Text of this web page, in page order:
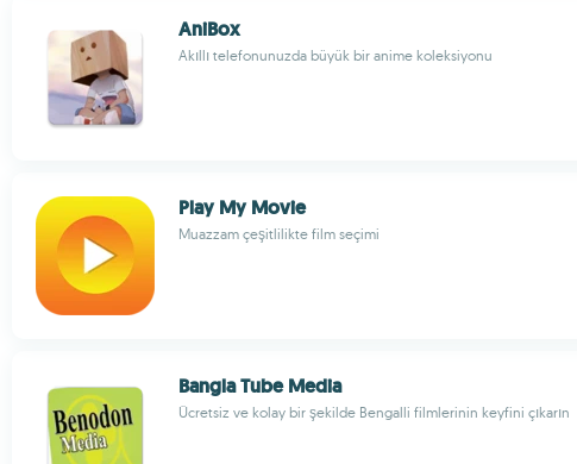
AniBox
Akıllı telefonunuzda büyük bir anime koleksiyonu
Play My Movie
Muazzam çeşitlilikte film seçimi
Bangla Tube Media
Ücretsiz ve kolay bir şekilde Bengalli filmlerinin keyfini çıkarın